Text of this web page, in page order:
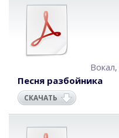
Вокал,
Песня разбойника
СКАЧАТЬ